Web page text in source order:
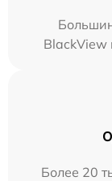
BlackView
Более 20